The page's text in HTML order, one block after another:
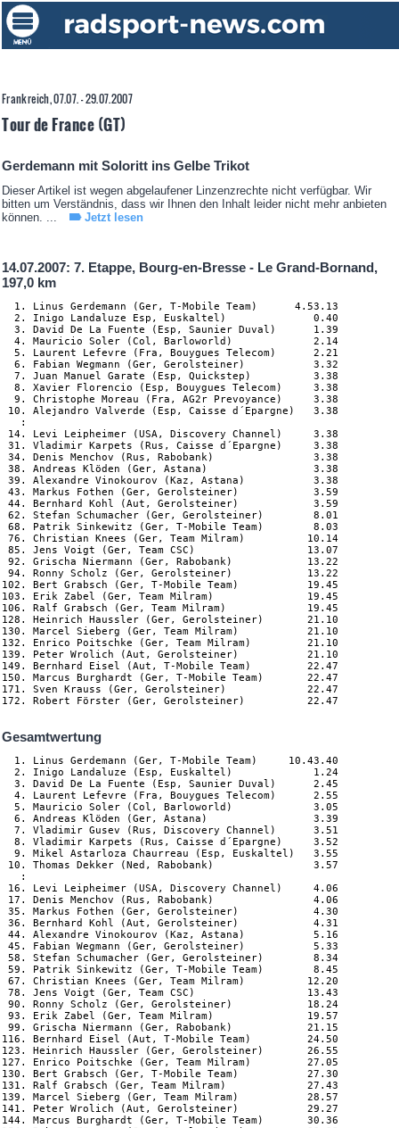
Frankreich, 07.07. - 29.07.2007
Tour de France (GT)
Gerdemann mit Soloritt ins Gelbe Trikot
Dieser Artikel ist wegen abgelaufener Linzenzrechte nicht verfügbar. Wir
bitten um Verständnis, dass wir Ihnen den Inhalt leider nicht mehr anbieten
können. ...
Jetzt lesen
14.07.2007: 7. Etappe, Bourg-en-Bresse - Le Grand-Bornand,
197,0 km
  1. Linus Gerdemann (Ger, T-Mobile Team)      4.53.13
  2. Inigo Landaluze Esp, Euskaltel)              0.40
  3. David De La Fuente (Esp, Saunier Duval)      1.39
  4. Mauricio Soler (Col, Barloworld)             2.14
  5. Laurent Lefevre (Fra, Bouygues Telecom)      2.21
  6. Fabian Wegmann (Ger, Gerolsteiner)           3.32
  7. Juan Manuel Garate (Esp, Quickstep)          3.38
  8. Xavier Florencio (Esp, Bouygues Telecom)     3.38
  9. Christophe Moreau (Fra, AG2r Prevoyance)     3.38
10. Alejandro Valverde (Esp, Caisse d´Epargne)   3.38
   :
14. Levi Leipheimer (USA, Discovery Channel)     3.38
31. Vladimir Karpets (Rus, Caisse d´Epargne)     3.38
34. Denis Menchov (Rus, Rabobank)                3.38
38. Andreas Klöden (Ger, Astana)                 3.38
39. Alexandre Vinokourov (Kaz, Astana)           3.38
43. Markus Fothen (Ger, Gerolsteiner)            3.59
44. Bernhard Kohl (Aut, Gerolsteiner)            3.59
62. Stefan Schumacher (Ger, Gerolsteiner)        8.01
68. Patrik Sinkewitz (Ger, T-Mobile Team)        8.03
76. Christian Knees (Ger, Team Milram)          10.14
85. Jens Voigt (Ger, Team CSC)                  13.07
92. Grischa Niermann (Ger, Rabobank)            13.22
94. Ronny Scholz (Ger, Gerolsteiner)            13.22
102. Bert Grabsch (Ger, T-Mobile Team)           19.45
103. Erik Zabel (Ger, Team Milram)               19.45
106. Ralf Grabsch (Ger, Team Milram)             19.45
128. Heinrich Haussler (Ger, Gerolsteiner)       21.10
130. Marcel Sieberg (Ger, Team Milram)           21.10
132. Enrico Poitschke (Ger, Team Milram)         21.10
139. Peter Wrolich (Aut, Gerolsteiner)           21.10
149. Bernhard Eisel (Aut, T-Mobile Team)         22.47
150. Marcus Burghardt (Ger, T-Mobile Team)       22.47
171. Sven Krauss (Ger, Gerolsteiner)             22.47
Gesamtwertung
  1. Linus Gerdemann (Ger, T-Mobile Team)     10.43.40
  2. Inigo Landaluze (Esp, Euskaltel)             1.24
  3. David De La Fuente (Esp, Saunier Duval)      2.45
  4. Laurent Lefevre (Fra, Bouygues Telecom)      2.55
  5. Mauricio Soler (Col, Barloworld)             3.05
  6. Andreas Klöden (Ger, Astana)                 3.39
  7. Vladimir Gusev (Rus, Discovery Channel)      3.51
  8. Vladimir Karpets (Rus, Caisse d´Epargne)     3.52
  9. Mikel Astarloza Chaurreau (Esp, Euskaltel)   3.55
10. Thomas Dekker (Ned, Rabobank)                3.57
   :
16. Levi Leipheimer (USA, Discovery Channel)     4.06
17. Denis Menchov (Rus, Rabobank)                4.06
35. Markus Fothen (Ger, Gerolsteiner)            4.30
36. Bernhard Kohl (Aut, Gerolsteiner)            4.31
44. Alexandre Vinokourov (Kaz, Astana)           5.16
45. Fabian Wegmann (Ger, Gerolsteiner)           5.33
58. Stefan Schumacher (Ger, Gerolsteiner)        8.34
59. Patrik Sinkewitz (Ger, T-Mobile Team)        8.45
67. Christian Knees (Ger, Team Milram)          12.20
78. Jens Voigt (Ger, Team CSC)                  13.43
90. Ronny Scholz (Ger, Gerolsteiner)            18.24
93. Erik Zabel (Ger, Team Milram)               19.57
99. Grischa Niermann (Ger, Rabobank)            21.15
116. Bernhard Eisel (Aut, T-Mobile Team)         24.50
123. Heinrich Haussler (Ger, Gerolsteiner)       26.55
127. Enrico Poitschke (Ger, Team Milram)         27.05
130. Bert Grabsch (Ger, T-Mobile Team)           27.30
131. Ralf Grabsch (Ger, Team Milram)             27.43
139. Marcel Sieberg (Ger, Team Milram)           28.57
141. Peter Wrolich (Aut, Gerolsteiner)           29.27
144. Marcus Burghardt (Ger, T-Mobile Team)       30.36